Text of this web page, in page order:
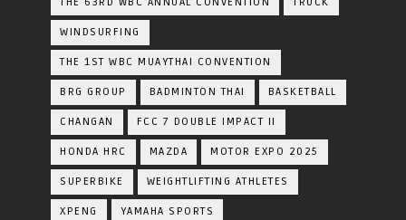
WINDSURFING
THE 1ST WBC MUAYTHAI CONVENTION
BRG GROUP BADMINTON THAI BASKETBALL
CHANGAN FCC 7 DOUBLE IMPACT II
HONDA HRC MAZDA MOTOR EXPO 2025
SUPERBIKE WEIGHTLIFTING ATHLETES
XPENG YAMAHA SPORTS